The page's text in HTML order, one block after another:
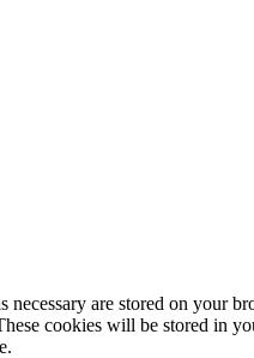
are stored on your
cookies will be stored in